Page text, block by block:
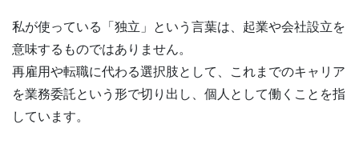
私が使っている「独立」という言葉は、起業や会社設立を
意味するものではありません。
再雇用や転職に代わる選択肢として、これまでのキャリア
を業務委託という形で切り出し、個人として働くことを指
しています。